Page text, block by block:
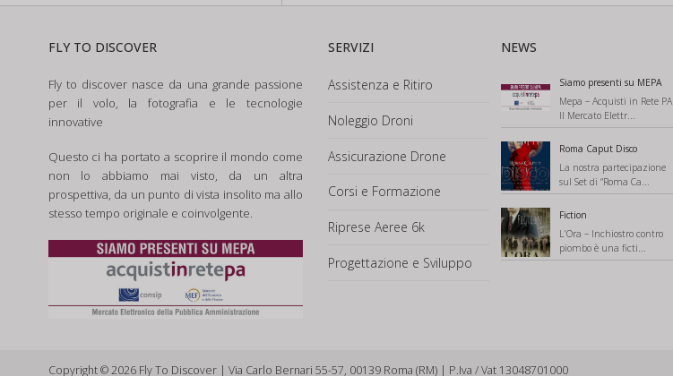
FLY TO DISCOVER
Fly to discover nasce da una grande passione
per il volo, la fotografia e le tecnologie
innovative
Questo ci ha portato a scoprire il mondo come
non lo abbiamo mai visto, da un altra
prospettiva, da un punto di vista insolito ma allo
stesso tempo originale e coinvolgente.
SERVIZI
Assistenza e Ritiro
Noleggio Droni
Assicurazione Drone
Corsi e Formazione
Riprese Aeree 6k
Progettazione e Sviluppo
NEWS
Siamo presenti su MEPA
Mepa – Acquisti in Rete PA
Il Mercato Elettr...
Roma Caput Disco
La nostra partecipazione
sul Set di “Roma Ca...
Fiction
L’Ora – Inchiostro contro
piombo è una ficti...
Copyright © 2026 Fly To Discover | Via Carlo Bernari 55-57, 00139 Roma (RM) | P.Iva / Vat 13048701000